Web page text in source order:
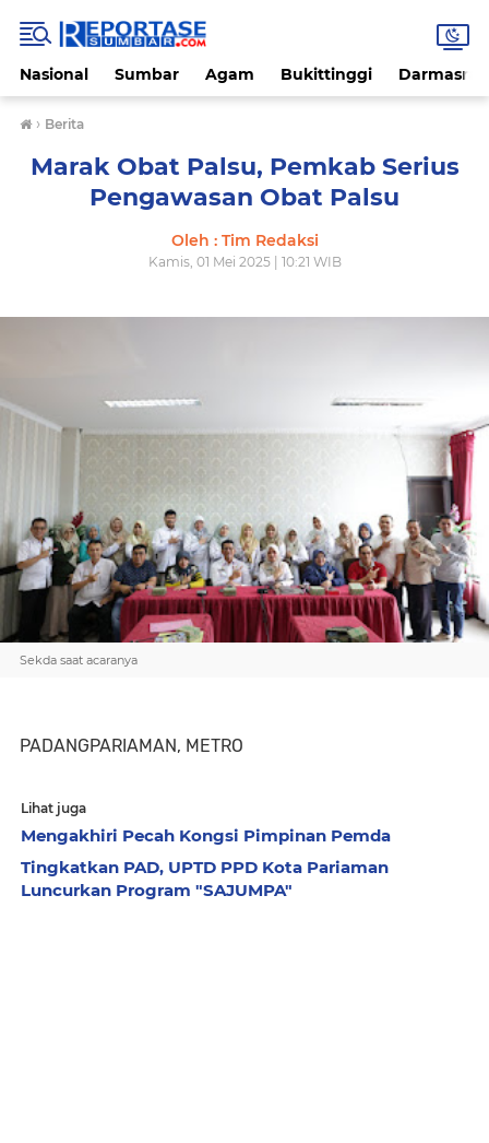
Nasional Sumbar Agam Bukittinggi
› Berita
Marak Obat Palsu, Pemkab Serius
Pengawasan Obat Palsu
Oleh : Tim Redaksi
Kamis, 01 Mei 2025 | 10:21 WIB
Sekda saat acaranya
PADANGPARIAMAN, METRO
Lihat juga
Mengakhiri Pecah Kongsi Pimpinan Pemda
Tingkatkan PAD, UPTD PPD Kota Pariaman
Luncurkan Program "SAJUMPA"